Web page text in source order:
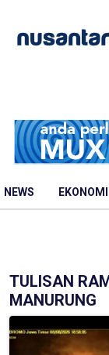
NEWS EKONOMI
TULISAN
MANURUNG